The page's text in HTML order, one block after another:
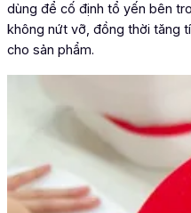
dùng để cố định tổ yến bên
không nứt vỡ, đồng thời tăng
cho sản phẩm.